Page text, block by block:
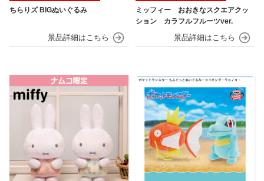
ちらりズ BIGぬいぐるみ
ミッフィー おおきなスクエアクッ
ション カラフルフルーツver.